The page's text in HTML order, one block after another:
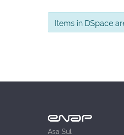
Items in DSpace
Asa Sul